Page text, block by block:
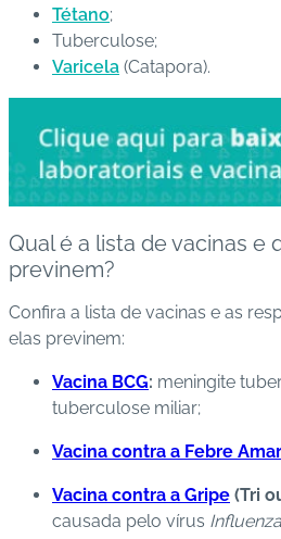
Tétano;
Tuberculose;
Varicela (Catapora).
Qual é a lista de vacinas e
previnem?
Confira a lista de vacinas e as
elas previnem:
Vacina BCG: meningite
tuberculose miliar;
Vacina contra a Febre
Vacina contra a Gripe (Tri
causada pelo vírus